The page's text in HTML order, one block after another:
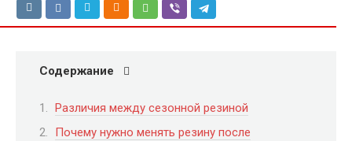
Содержание
Различия между сезонной резиной
Почему нужно менять резину после